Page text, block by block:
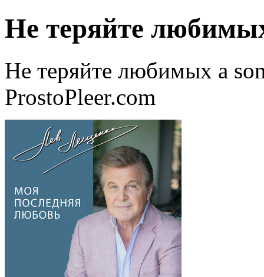
Не теряйте
Не теряйте любимых a
ProstoPleer.com